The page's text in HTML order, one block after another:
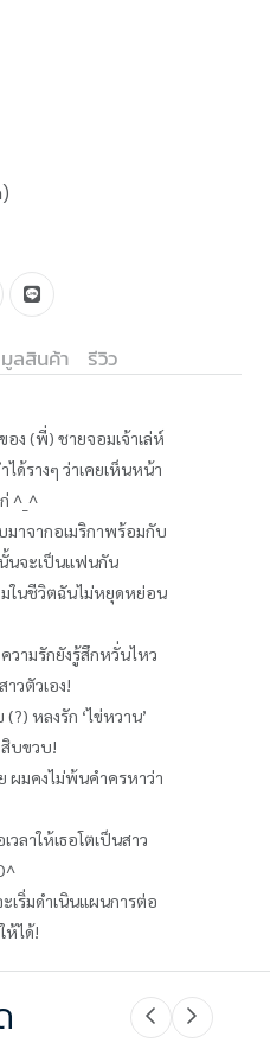
ลสินค้า รีวิว
ง (พี่) ชายจอมเจ้าเล่ห์
ด้รางๆ ว่าเคยเห็นหน้า
^_^
าจากอเมริกาพร้อมกับ
นจะเป็นแฟนกัน
มในชีวิตฉันไม่หยุดหย่อน
วามรักยังรู้สึกหวั่นไหว
วตัวเอง!
หลงรัก ‘ไข่หวาน’
บขวบ!
ผมคงไม่พ้นคำครหาว่า
ลาให้เธอโตเป็นสาว
เริ่มดำเนินแผนการต่อ
ห้ได้!